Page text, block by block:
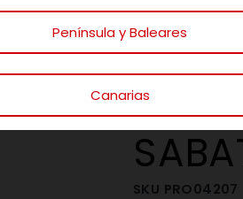
Península y Baleares
Canarias
Ideas Regalos Gatos
VAJILLA JAPONESA PLATILLOS PARA
SKU PRO04207